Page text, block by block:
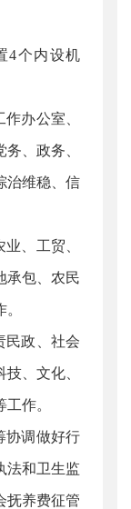
4个内设机
办公室、
、政务、
治维稳、信
、工贸、
承包、农民
民政、社会
、文化、
作。
协调做好行
法和卫生监
抚养费征管